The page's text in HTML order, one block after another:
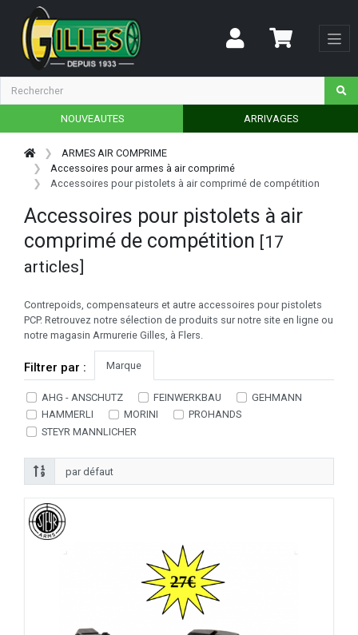
NOUVEAUTES ARRIVAGES
ARMES AIR COMPRIME
Accessoires pour armes à air comprimé
Accessoires pour pistolets à air comprimé de compétition
Accessoires pour pistolets à air
comprimé de compétition [17
articles]
Contrepoids, compensateurs et autre accessoires pour pistolets
PCP. Retrouvez notre sélection de produits sur notre site en ligne ou
notre magasin Armurerie Gilles, à Flers.
Filtrer par : Marque
AHG - ANSCHUTZ FEINWERKBAU
GEHMANN
HAMMERLI
MORINI
PROHANDS
STEYR MANNLICHER